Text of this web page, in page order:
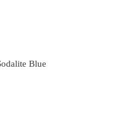
Blue